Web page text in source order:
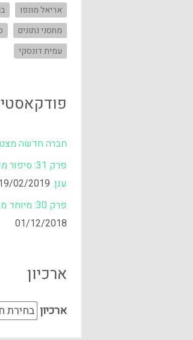
אריאל מונפו
מחסני נתונים
עמית דונסקי
חברה חדשה
פרק 31:
ענן. 02/2019
פרק 30: מיוחד מכנס re:invent 2018
01/12/2018
ארכיון
ארכיון